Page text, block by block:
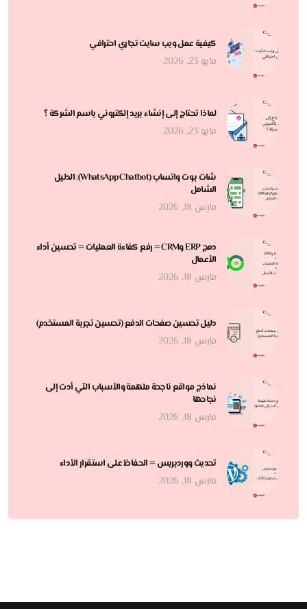
كيفية عمل ويب سايت تجاري احترافي
مايو 23, 2026
لماذا تحتاج إلى إنشاء بريد إلكتروني باسم الشركة ؟
مايو 23, 2026
شات بوت واتساب (WhatsApp Chatbot): الدليل
الشامل
مارس 18, 2026
دمج ERP وCRM = رفع كفاءة العمليات = تحسين أداء
الأعمال
مارس 18, 2026
دليل تحسين صفحات الدفع (تحسين تجربة المستخدم)
مارس 18, 2026
نماذج مواقع ناجحة ملهمة والأسباب التي أدت إلى
نجاحها
مارس 18, 2026
تحديث ووردبريس = الحفاظ على استقرار الأداء
مارس 18, 2026